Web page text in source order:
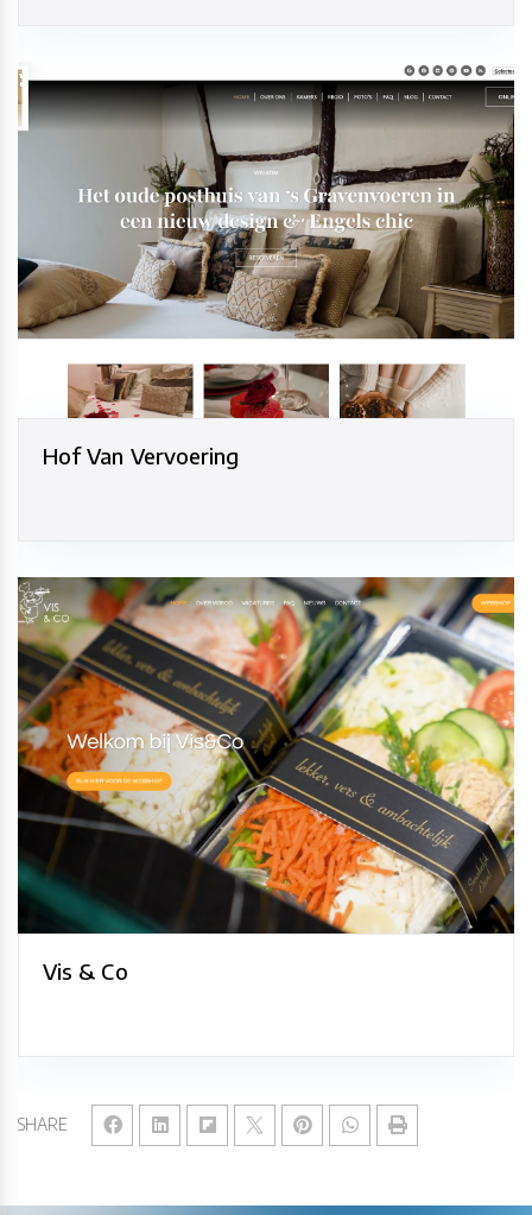
SHARE
Hof Van Vervoering
Vis & Co